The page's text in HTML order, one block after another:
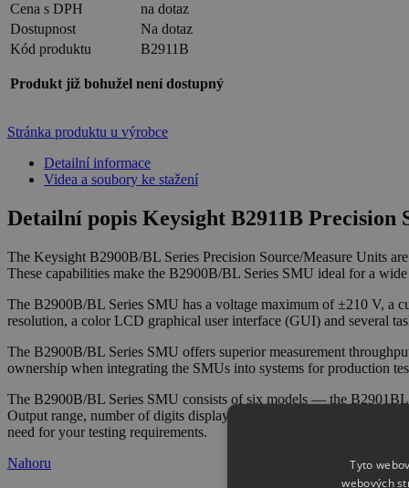
Cena s DPH
na dotaz
Dostupnost
Na dotaz
Kód produktu
B2911B
Produkt již bohužel není dostupný
Stránka produktu u výrobce
Detailní informace
Videa a soubory ke stažení
Detailní popis Keysight B2911B Precision
The Keysight B2900B/BL Series Precision Source/Measure Units
These capabilities make the B2900B/BL Series SMU ideal for a
The B2900B/BL Series SMU has a voltage maximum of ±210 V, a
resolution, a color LCD graphical user interface (GUI) and several
The B2900B/BL Series SMU offers superior measurement
ownership when integrating the SMUs into systems for production
The B2900B/BL Series SMU consists of six models — the
Output range, number of digits displayed, measurement resolution,
need for your testing requirements.
Nahoru
Tyto
webových